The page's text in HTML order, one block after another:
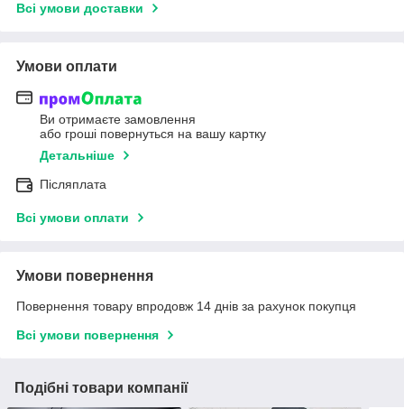
Всі умови доставки
Умови оплати
Ви отримаєте замовлення
або гроші повернуться на вашу картку
Детальніше
Післяплата
Всі умови оплати
Умови повернення
Повернення товару впродовж 14 днів за рахунок покупця
Всі умови повернення
Подібні товари компанії